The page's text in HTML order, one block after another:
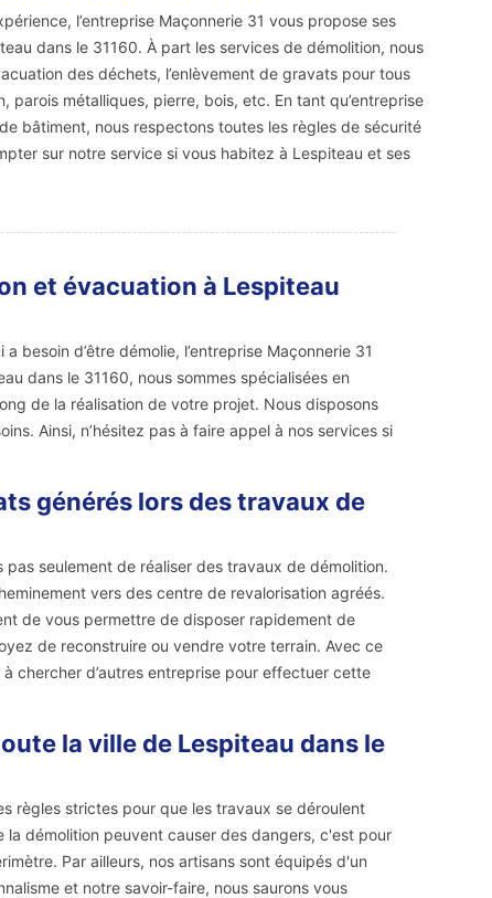
l’entreprise Maçonnerie 31 vous propose ses
dans le 31160. À part les services de démolition, nous
des déchets, l’enlèvement de gravats pour tous
parois métalliques, pierre, bois, etc. En tant qu’entreprise
bâtiment, nous respectons toutes les règles de sécurité
sur notre service si vous habitez à Lespiteau et ses
et évacuation à Lespiteau
besoin d’être démolie, l’entreprise Maçonnerie 31
dans le 31160, nous sommes spécialisées en
de la réalisation de votre projet. Nous disposons
Ainsi, n’hésitez pas à faire appel à nos services si
générés lors des travaux de
seulement de réaliser des travaux de démolition.
vers des centre de revalorisation agréés.
de vous permettre de disposer rapidement de
de reconstruire ou vendre votre terrain. Avec ce
chercher d’autres entreprise pour effectuer cette
la ville de Lespiteau dans le
règles strictes pour que les travaux se déroulent
démolition peuvent causer des dangers, c'est pour
Par ailleurs, nos artisans sont équipés d'un
et notre savoir-faire, nous saurons vous